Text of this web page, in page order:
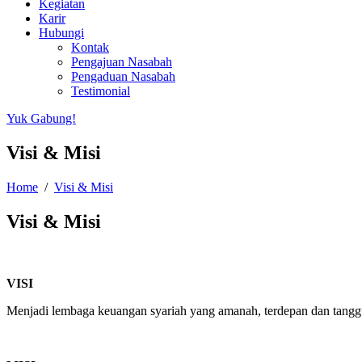
Kegiatan
Karir
Hubungi
Kontak
Pengajuan Nasabah
Pengaduan Nasabah
Testimonial
Yuk Gabung!
Visi & Misi
Home / Visi & Misi
Visi & Misi
VISI
Menjadi lembaga keuangan syariah yang amanah, terdepan dan